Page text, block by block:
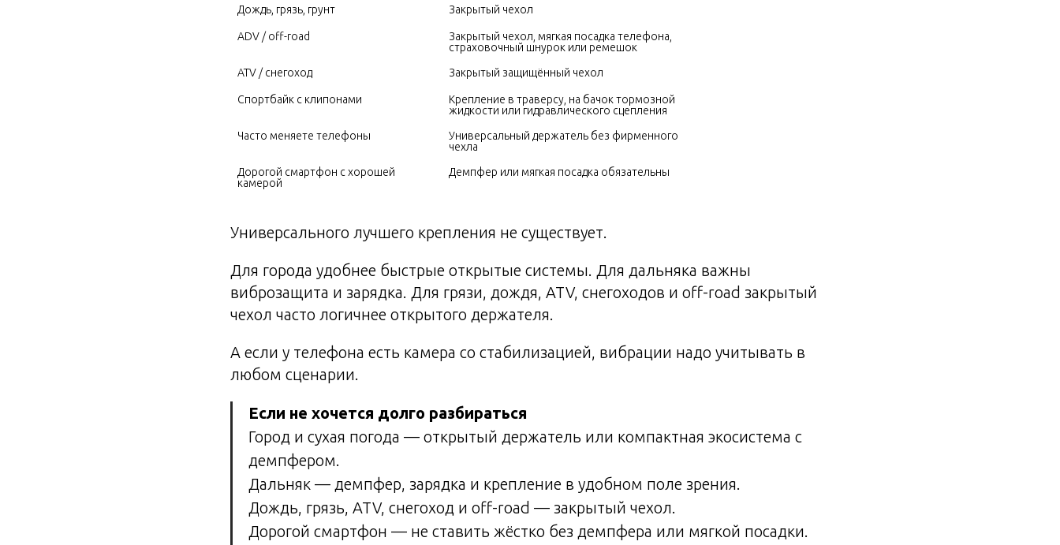
Дождь, грязь, грунт Закрытый чехол
ADV / off-road
Закрытый чехол, мягкая посадка телефона,
страховочный шнурок или ремешок
ATV / снегоход
Закрытый защищённый чехол
Спортбайк с клипонами
Крепление в траверсу, на бачок тормозной
жидкости или гидравлического сцепления
Часто меняете телефоны
Универсальный держатель без фирменного
чехла
Дорогой смартфон с хорошей
камерой
Демпфер или мягкая посадка обязательны
Универсального лучшего крепления не существует.
Для города удобнее быстрые открытые системы. Для дальняка важны
виброзащита и зарядка. Для грязи, дождя, ATV, снегоходов и off-road закрытый
чехол часто логичнее открытого держателя.
А если у телефона есть камера со стабилизацией, вибрации надо учитывать в
любом сценарии.
Если не хочется долго разбираться
Город и сухая погода — открытый держатель или компактная экосистема с
демпфером.
Дальняк — демпфер, зарядка и крепление в удобном поле зрения.
Дождь, грязь, ATV, снегоход и off-road — закрытый чехол.
Дорогой смартфон — не ставить жёстко без демпфера или мягкой посадки.